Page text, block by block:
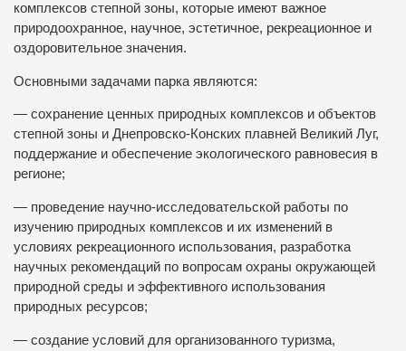
комплексов степной зоны, которые имеют важное
природоохранное, научное, эстетичное, рекреационное и
оздоровительное значения.
Основными задачами парка являются:
— сохранение ценных природных комплексов и объектов
степной зоны и Днепровско-Конских плавней Великий Луг,
поддержание и обеспечение экологического равновесия в
регионе;
— проведение научно-исследовательской работы по
изучению природных комплексов и их изменений в
условиях рекреационного использования, разработка
научных рекомендаций по вопросам охраны окружающей
природной среды и эффективного использования
природных ресурсов;
— создание условий для организованного туризма,